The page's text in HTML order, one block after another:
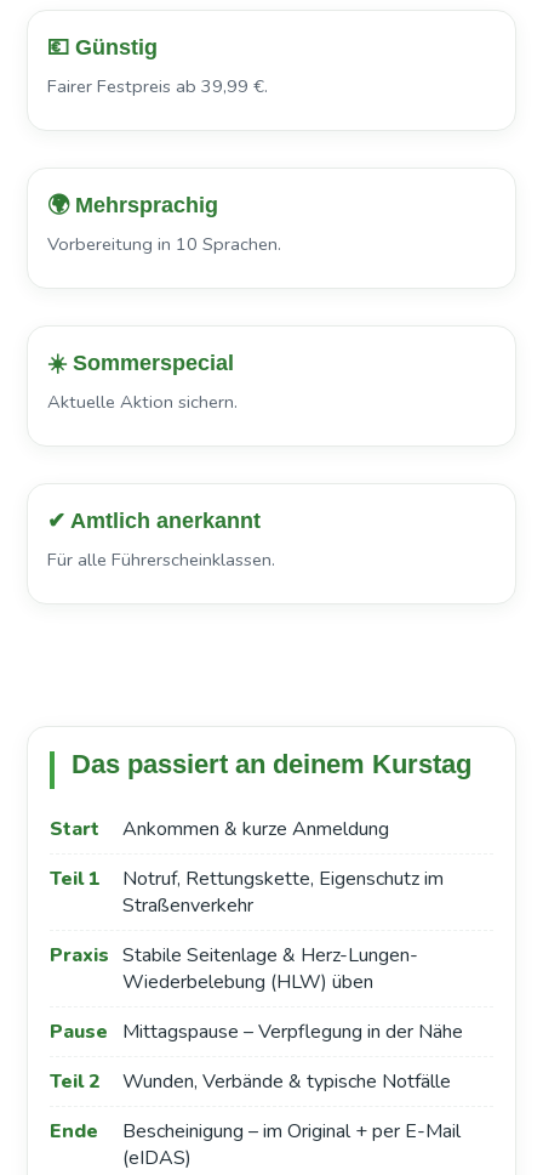
💶 Günstig
Fairer Festpreis ab 39,99 €.
🌍 Mehrsprachig
Vorbereitung in 10 Sprachen.
☀️ Sommerspecial
Aktuelle Aktion sichern.
✔ Amtlich anerkannt
Für alle Führerscheinklassen.
Das passiert an deinem Kurstag
Start
Ankommen & kurze Anmeldung
Teil 1
Notruf, Rettungskette, Eigenschutz im
Straßenverkehr
Praxis Stabile Seitenlage & Herz-Lungen-
Wiederbelebung (HLW) üben
Pause
Mittagspause – Verpflegung in der Nähe
Teil 2
Wunden, Verbände & typische Notfälle
Ende
Bescheinigung – im Original + per E-Mail
(eIDAS)